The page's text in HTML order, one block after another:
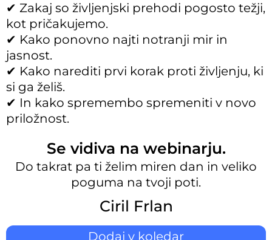
✔ Zakaj so življenjski prehodi pogosto težji,
kot pričakujemo.
✔ Kako ponovno najti notranji mir in
jasnost.
✔ Kako narediti prvi korak proti življenju, ki
si ga želiš.
✔ In kako spremembo spremeniti v novo
priložnost.
Se vidiva na webinarju.
Do takrat pa ti želim miren dan in veliko
poguma na tvoji poti.
Ciril Frlan
Dodaj v koledar